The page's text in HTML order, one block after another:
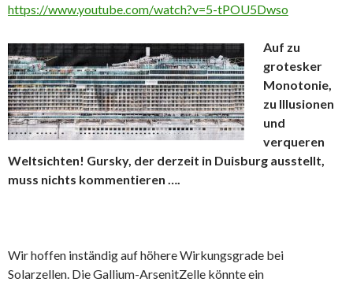
https://www.youtube.com/watch?v=5-tPOU5Dwso
Auf zu
grotesker
Monotonie,
zu Illusionen
und
verqueren
Weltsichten! Gursky, der derzeit in Duisburg ausstellt,
muss nichts kommentieren ….
Wir hoffen inständig auf höhere Wirkungsgrade bei
Solarzellen. Die Gallium-ArsenitZelle könnte ein